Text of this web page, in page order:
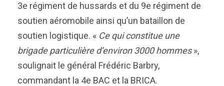
3e régiment de hussards et du 9e régiment de
soutien aéromobile ainsi qu’un bataillon de
soutien logistique. « Ce qui constitue une
brigade particulière d’environ 3000 hommes»,
soulignait le général Frédéric Barbry,
commandant la 4e BAC et la BRICA.